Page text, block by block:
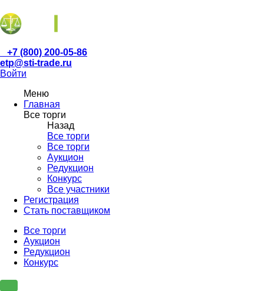
+7 (800) 200-05-86
etp@sti-trade.ru
Войти
Меню
Главная
Все торги
Назад
Все торги
Все торги
Аукцион
Редукцион
Конкурс
Все участники
Регистрация
Стать поставщиком
Все торги
Аукцион
Редукцион
Конкурс